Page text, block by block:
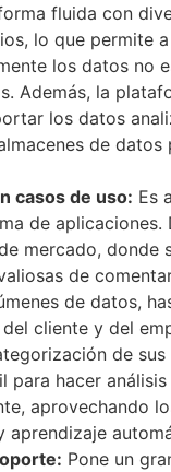
fluida con
lo que permite
los datos no
Además, la
los datos
de datos
casos de uso: Es
de aplicaciones.
mercado, donde
de
de datos,
cliente y del
de sus
para hacer
aprovechando
aprendizaje
Pone un